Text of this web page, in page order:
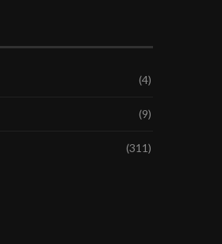
(4)
(9)
(311)